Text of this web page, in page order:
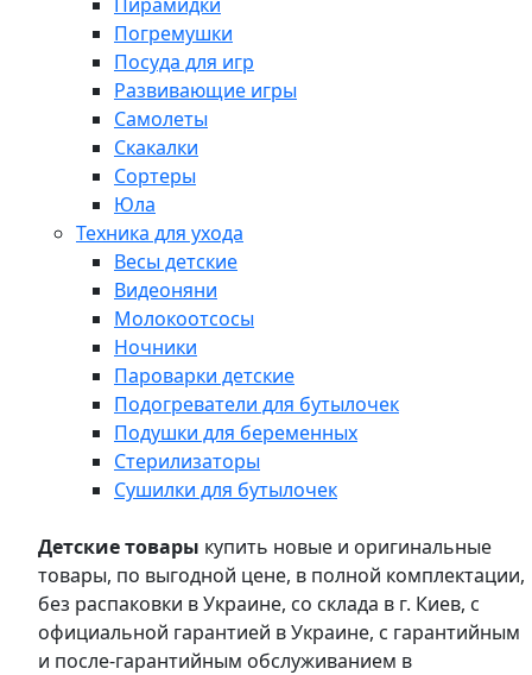
Погремушки
Посуда для игр
Развивающие игры
Самолеты
Скакалки
Сортеры
Юла
Техника для ухода
Весы детские
Видеоняни
Молокоотсосы
Ночники
Пароварки детские
Подогреватели для бутылочек
Подушки для беременных
Стерилизаторы
Сушилки для бутылочек
Детские товары купить новые и оригинальные
товары, по выгодной цене, в полной комплектации,
без распаковки в Украине, со склада в г. Киев, с
официальной гарантией в Украине, с гарантийным
и после-гарантийным обслуживанием в